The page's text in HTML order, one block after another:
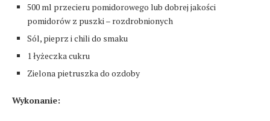
500 ml przecieru pomidorowego lub dobrej jakości
pomidorów z puszki – rozdrobnionych
Sól, pieprz i chili do smaku
1 łyżeczka cukru
Zielona pietruszka do ozdoby
Wykonanie: